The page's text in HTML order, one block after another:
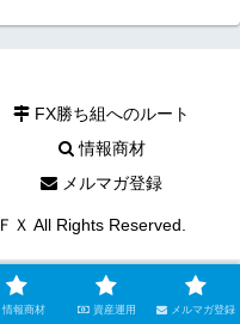
FX勝ち組へのルート
情報商材
メルマガ登録
Ｘ All Rights Reserved.
報商材 資産運用 メルマガ登録